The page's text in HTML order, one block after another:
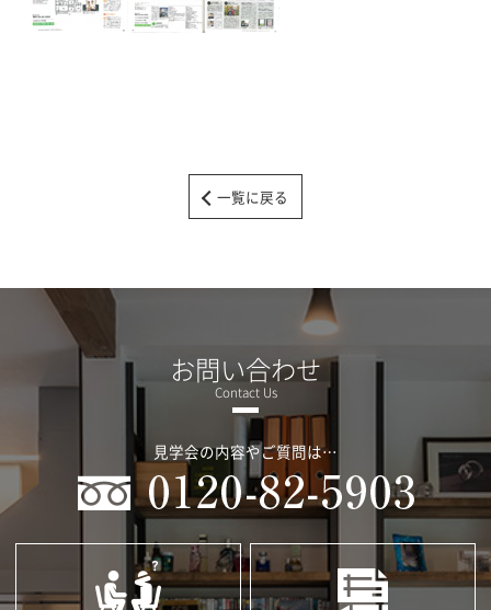
一覧に戻る
お問い合わせ
見学会の内容やご質問は…